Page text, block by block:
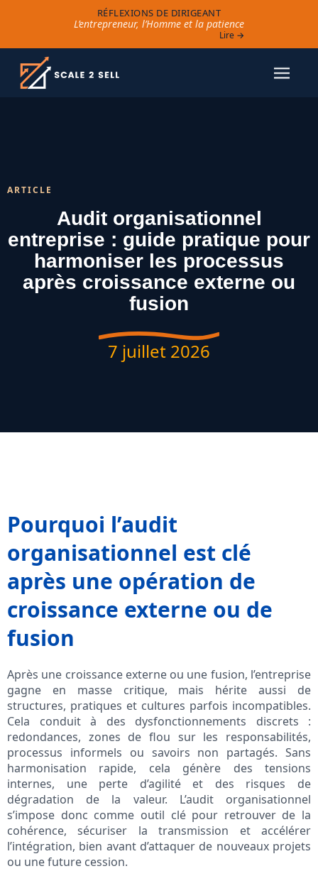
RÉFLEXIONS DE DIRIGEANT
L’entrepreneur, l’Homme et la patience
Lire →
ARTICLE
Audit organisationnel
entreprise : guide pratique pour
harmoniser les processus
après croissance externe ou
fusion
7 juillet 2026
Pourquoi l’audit
organisationnel est clé
après une opération de
croissance externe ou de
fusion
Après une croissance externe ou une fusion, l’entreprise
gagne en masse critique, mais hérite aussi de
structures, pratiques et cultures parfois incompatibles.
Cela conduit à des dysfonctionnements discrets :
redondances, zones de flou sur les responsabilités,
processus informels ou savoirs non partagés. Sans
harmonisation rapide, cela génère des tensions
internes, une perte d’agilité et des risques de
dégradation de la valeur. L’audit organisationnel
s’impose donc comme outil clé pour retrouver de la
cohérence, sécuriser la transmission et accélérer
l’intégration, bien avant d’attaquer de nouveaux projets
ou une future cession.